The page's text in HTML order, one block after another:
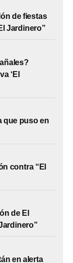
de fiestas
Jardinero”
‘El
que puso en
contra “El
de El
en alerta